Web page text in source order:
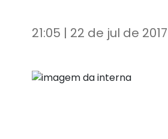
21:05 | 22 de jul de 2017